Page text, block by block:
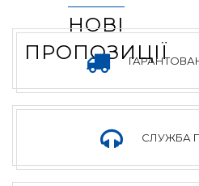
НОВІ
ПРОПОЗИЦІЇ
СЛУЖБА